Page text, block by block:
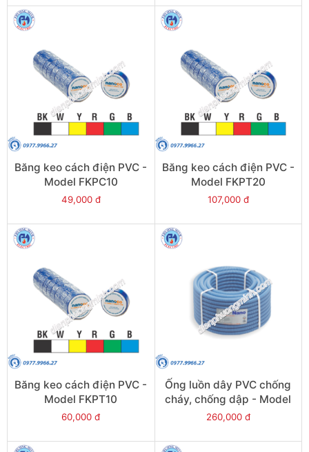
Băng keo cách điện PVC -
Model FKPC10
49,000 đ
Băng keo cách điện PVC -
Model FKPT20
107,000 đ
Băng keo cách điện PVC -
Model FKPT10
60,000 đ
Ống luồn dây PVC chống
cháy, chống dập - Model
FRG32GH
260,000 đ